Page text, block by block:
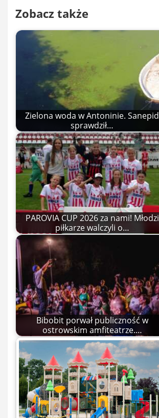
Zobacz także
Zielona woda w Antoninie. Sanepid
sprawdził…
PAROVIA CUP 2026 za nami! Młodzi
piłkarze walczyli o…
Bibobit porwał publiczność w
ostrowskim amfiteatrze.…